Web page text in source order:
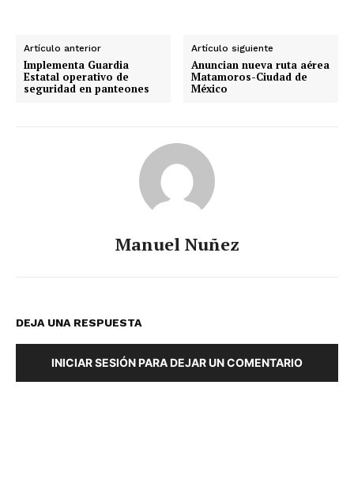
Artículo anterior
Implementa Guardia
Estatal operativo de
seguridad en panteones
Artículo siguiente
Anuncian nueva ruta aérea
Matamoros-Ciudad de
México
Manuel Nuñez
DEJA UNA RESPUESTA
INICIAR SESIÓN PARA DEJAR UN COMENTARIO